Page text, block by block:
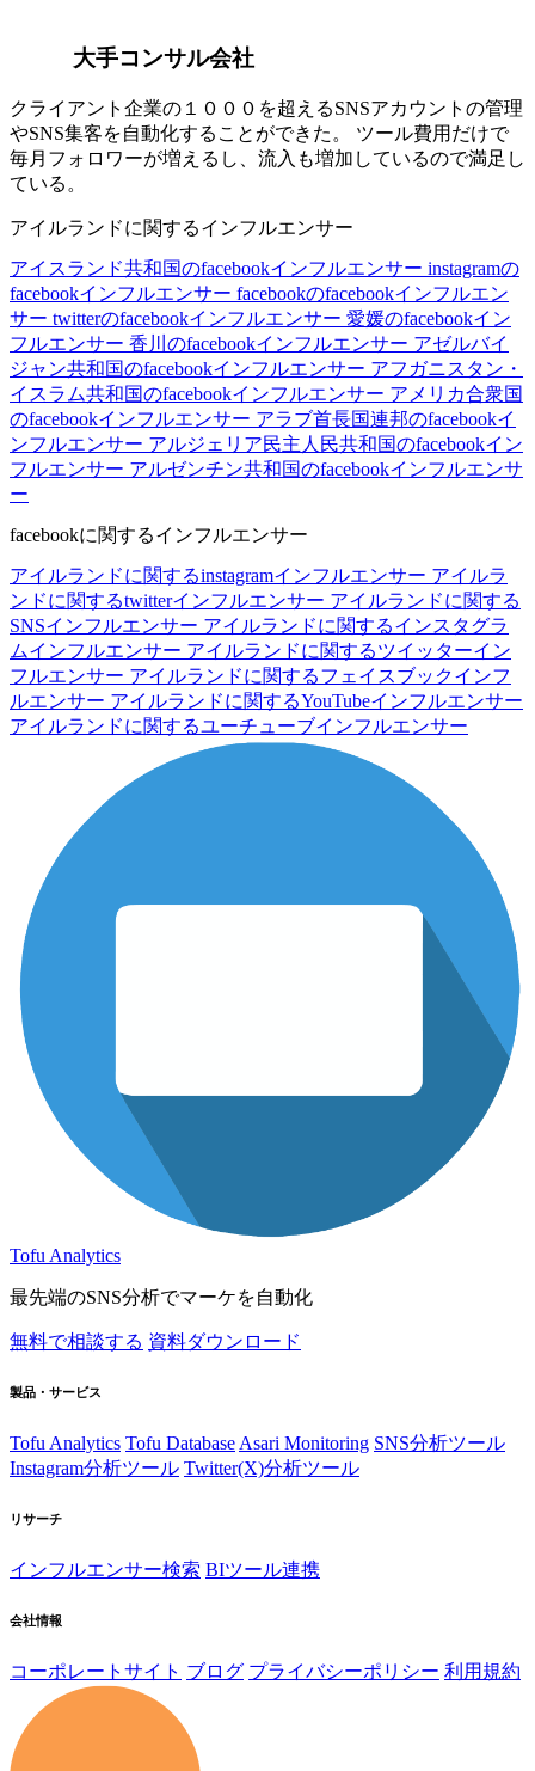
大手コンサル会社
クライアント企業の１０００を超えるSNSアカウントの管理
やSNS集客を自動化することができた。 ツール費用だけで
毎月フォロワーが増えるし、流入も増加しているので満足し
ている。
アイルランドに関するインフルエンサー
アイスランド共和国のfacebookインフルエンサー instagramの
facebookインフルエンサー facebookのfacebookインフルエン
サー twitterのfacebookインフルエンサー 愛媛のfacebookイン
フルエンサー 香川のfacebookインフルエンサー アゼルバイ
ジャン共和国のfacebookインフルエンサー アフガニスタン・
イスラム共和国のfacebookインフルエンサー アメリカ合衆国
のfacebookインフルエンサー アラブ首長国連邦のfacebookイ
ンフルエンサー アルジェリア民主人民共和国のfacebookイン
フルエンサー アルゼンチン共和国のfacebookインフルエンサ
ー
facebookに関するインフルエンサー
アイルランドに関するinstagramインフルエンサー アイルラ
ンドに関するtwitterインフルエンサー アイルランドに関する
SNSインフルエンサー アイルランドに関するインスタグラ
ムインフルエンサー アイルランドに関するツイッターイン
フルエンサー アイルランドに関するフェイスブックインフ
ルエンサー アイルランドに関するYouTubeインフルエンサー
アイルランドに関するユーチューブインフルエンサー
Tofu Analytics
最先端のSNS分析でマーケを自動化
無料で相談する 資料ダウンロード
製品・サービス
Tofu Analytics Tofu Database Asari Monitoring SNS分析ツール
Instagram分析ツール Twitter(X)分析ツール
リサーチ
インフルエンサー検索 BIツール連携
会社情報
コーポレートサイト ブログ プライバシーポリシー 利用規約